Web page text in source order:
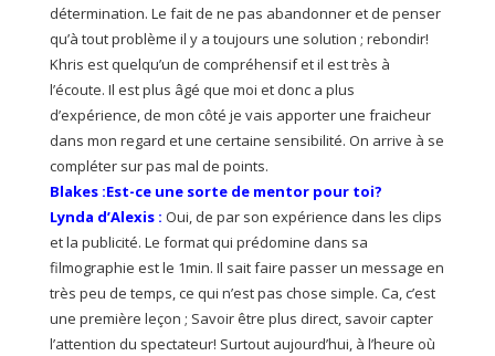
détermination. Le fait de ne pas abandonner et de penser
qu’à tout problème il y a toujours une solution ; rebondir!
Khris est quelqu’un de compréhensif et il est très à
l’écoute. Il est plus âgé que moi et donc a plus
d’expérience, de mon côté je vais apporter une fraicheur
dans mon regard et une certaine sensibilité. On arrive à se
compléter sur pas mal de points.
Blakes :Est-ce une sorte de mentor pour toi?
Lynda d’Alexis : Oui, de par son expérience dans les clips
et la publicité. Le format qui prédomine dans sa
filmographie est le 1min. Il sait faire passer un message en
très peu de temps, ce qui n’est pas chose simple. Ca, c’est
une première leçon ; Savoir être plus direct, savoir capter
l’attention du spectateur! Surtout aujourd’hui, à l’heure où